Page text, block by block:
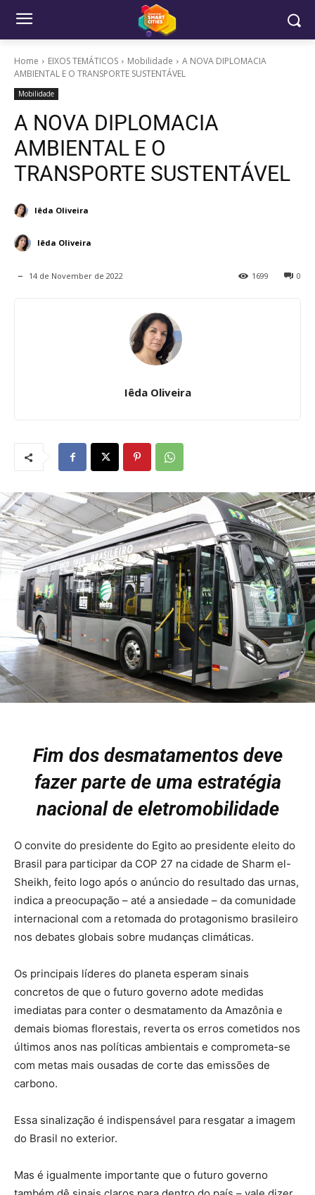
Home EIXOS TEMÁTICOS Mobilidade
A NOVA DIPLOMACIA
AMBIENTAL E O TRANSPORTE SUSTENTÁVEL
Mobilidade
A NOVA DIPLOMACIA
AMBIENTAL E O
TRANSPORTE SUSTENTÁVEL
Iêda Oliveira
Iêda Oliveira
14 de November de 2022 0
1699
Iêda Oliveira
Fim dos desmatamentos deve
fazer parte de uma estratégia
nacional de eletromobilidade
O convite do presidente do Egito ao presidente eleito do
Brasil para participar da COP 27 na cidade de Sharm el-
Sheikh, feito logo após o anúncio do resultado das urnas,
indica a preocupação – até a ansiedade – da comunidade
internacional com a retomada do protagonismo brasileiro
nos debates globais sobre mudanças climáticas.
Os principais líderes do planeta esperam sinais
concretos de que o futuro governo adote medidas
imediatas para conter o desmatamento da Amazônia e
demais biomas florestais, reverta os erros cometidos nos
últimos anos nas políticas ambientais e comprometa-se
com metas mais ousadas de corte das emissões de
carbono.
Essa sinalização é indispensável para resgatar a imagem
do Brasil no exterior.
Mas é igualmente importante que o futuro governo